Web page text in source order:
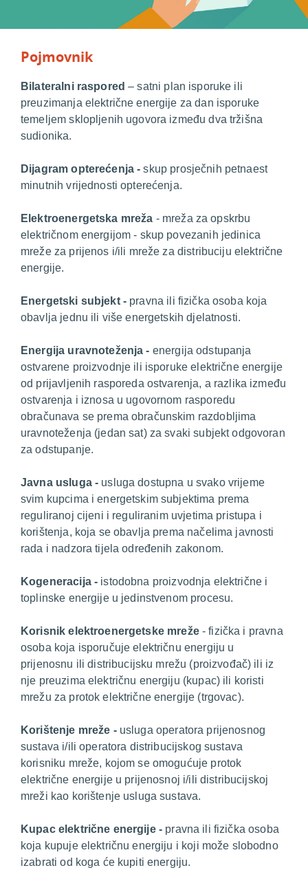
Pojmovnik
Bilateralni raspored – satni plan isporuke ili
preuzimanja električne energije za dan isporuke
temeljem sklopljenih ugovora između dva tržišna
sudionika.
Dijagram opterećenja -skup prosječnih petnaest
minutnih vrijednosti opterećenja.
E lektroenergetska mreža - mreža za opskrbu
električnom energijom - skup povezanih jedinica
mreže za prijenos i/ili mreže za distribuciju električne
energije.
Energetski subjekt - pravna ili fizička osoba koja
obavlja jednu ili više energetskih djelatnosti.
Energija uravnoteženja - energija odstupanja
ostvarene proizvodnje ili isporuke električne energije
od prijavljenih rasporeda ostvarenja, a razlika između
ostvarenja i iznosa u ugovornom rasporedu
obračunava se prema obračunskim razdobljima
uravnoteženja (jedan sat) za svaki subjekt odgovoran
za odstupanje.
Javna usluga - usluga dostupna u svako vrijeme
svim kupcima i energetskim subjektima prema
reguliranoj cijeni i reguliranim uvjetima pristupa i
korištenja, koja se obavlja prema nače­lima javnosti
rada i nadzora tijela određenih zakonom.
Kogeneracija - istodobna proizvodnja električne i
toplinske energije u jedinstvenom procesu.
Korisnik elektroenergetske mreže- fizička i pravna
osoba koja isporučuje električnu energiju u
prijenosnu ili distribucijsku mrežu (proizvođač) ili iz
nje preuzima električnu energiju (kupac) ili koristi
mrežu za protok električne energije (trgovac).
Korištenje mreže - usluga operatora prijenosnog
sustava i/ili operatora distribucijskog sustava
korisniku mreže, kojom se omogućuje protok
električne energije u prijenosnoj i/ili distribucijskoj
mreži kao korištenje usluga sustava.
Kupac električne energije - pravna ili fizička osoba
koja kupuje električnu energiju i koji može slobodno
izabrati od koga će kupiti energiju.